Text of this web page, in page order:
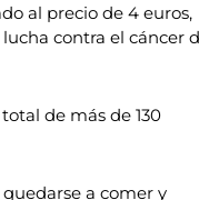
al precio de 4 euros,
contra el cáncer
de más de 130
a comer y